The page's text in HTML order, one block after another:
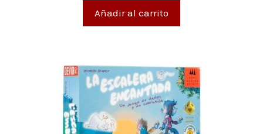
Añadir al carrito